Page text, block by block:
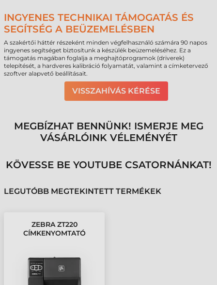
INGYENES TECHNIKAI TÁMOGATÁS ÉS
SEGÍTSÉG A BEÜZEMELÉSBEN
A szakértői háttér részeként minden végfelhasználó számára 90 napos
ingyenes segítséget biztosítunk a készülék beüzemeléséhez. Ez a
támogatás magában foglalja a meghajtóprogramok (driverek)
telepítését, a hardveres kalibráció folyamatát, valamint a címketervező
szoftver alapvető beállításait.
VISSZAHÍVÁS KÉRÉSE
MEGBÍZHAT BENNÜNK! ISMERJE MEG
VÁSÁRLÓINK VÉLEMÉNYÉT
KÖVESSE BE YOUTUBE CSATORNÁNKAT!
LEGUTÓBB MEGTEKINTETT TERMÉKEK
ZEBRA ZT220
CÍMKENYOMTATÓ